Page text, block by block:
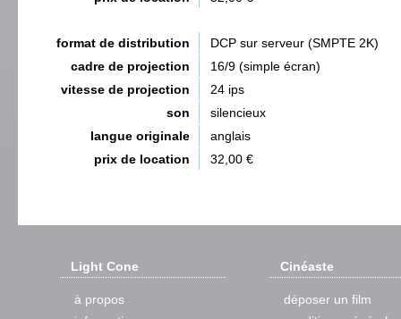
format de distribution
DCP sur serveur (SMPTE 2K)
cadre de projection
16/9 (simple écran)
vitesse de projection
24 ips
son
silencieux
langue originale
anglais
prix de location
32,00 €
Light Cone
à propos
Cinéaste
déposer un film